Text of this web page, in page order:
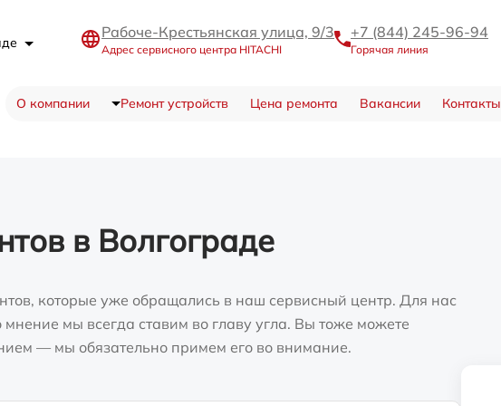
Рабоче-Крестьянская улица, 9/3
Адрес сервисного центра HITACHI
+7 (844) 245-96-94
Горячая линия
О компании Ремонт устройств Цена ремонта Вакансии Контакты
в Волгограде
которые уже обращались в наш сервисный центр. Для нас
мы всегда ставим во главу угла. Вы тоже можете
— мы обязательно примем его во внимание.